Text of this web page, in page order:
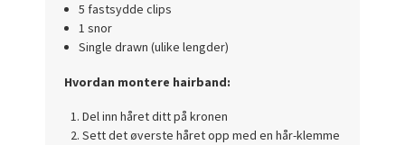
5 fastsydde clips
1 snor
Single drawn (ulike lengder)
Hvordan montere hairband:
Del inn håret ditt på kronen
Sett det øverste håret opp med en hår-klemme